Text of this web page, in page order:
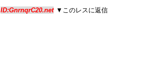
ID:GnrnqrC20.net ▼このレスに返信